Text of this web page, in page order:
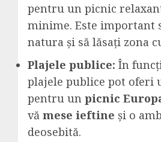
pentru un picnic
minime. Este important
natura și să lăsați zona
Plajele publice: În
plajele publice pot oferi
pentru un picnic
vă mese ieftine și o
deosebită.